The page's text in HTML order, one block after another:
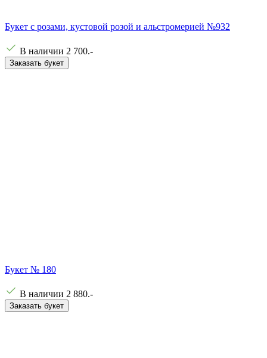
Букет с розами, кустовой розой и альстромерией №932
В наличии 2 700.-
Заказать букет
Букет № 180
В наличии 2 880.-
Заказать букет